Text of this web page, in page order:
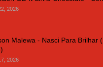
2026
Malewa - Nasci Para Brilhar
2026